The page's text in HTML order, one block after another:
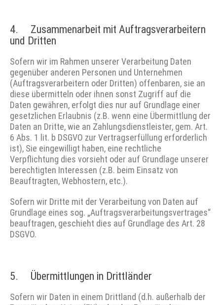
4. Zusammenarbeit mit Auftrags­ver­arbeitern
und Dritten
Sofern wir im Rahmen unserer Verarbeitung Daten
gegenüber anderen Personen und Unternehmen
(Auftragsverarbeitern oder Dritten) offenbaren, sie an
diese übermitteln oder ihnen sonst Zugriff auf die
Daten gewähren, erfolgt dies nur auf Grundlage einer
gesetzlichen Erlaubnis (z.B. wenn eine Übermittlung der
Daten an Dritte, wie an Zahlungsdienstleister, gem. Art.
6 Abs. 1 lit. b DSGVO zur Vertragserfüllung erforderlich
ist), Sie eingewilligt haben, eine rechtliche
Verpflichtung dies vorsieht oder auf Grundlage unserer
berechtigten Interessen (z.B. beim Einsatz von
Beauftragten, Webhostern, etc.).
Sofern wir Dritte mit der Verarbeitung von Daten auf
Grundlage eines sog. „Auftragsverarbeitungsvertrages“
beauftragen, geschieht dies auf Grundlage des Art. 28
DSGVO.
5. Übermittlungen in Drittländer
Sofern wir Daten in einem Drittland (d.h. außerhalb der